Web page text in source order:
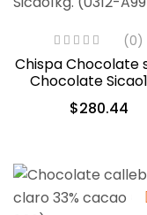
(0)
Chispa Chocolate
Chocolate
(0312-A99)
$280.44